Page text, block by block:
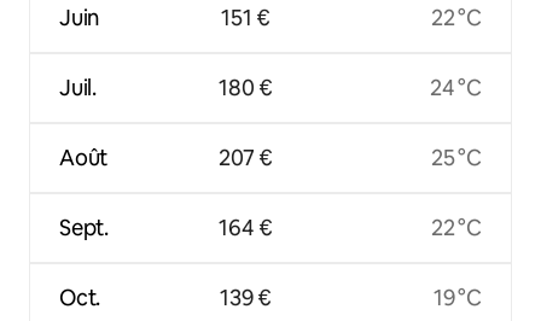
Juin
Juil.
Août
Sept.
Oct.
151 €
180 €
207 €
164 €
139 €
22 °C
24 °C
25 °C
22 °C
19 °C